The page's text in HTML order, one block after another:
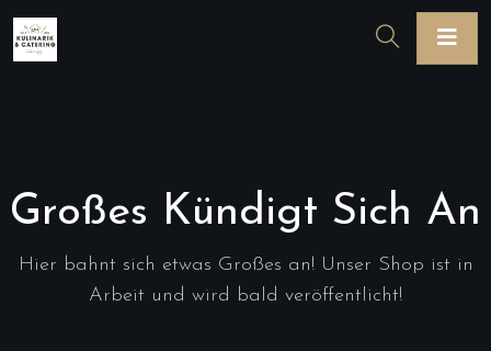
Großes Kündigt Sich An
Hier bahnt sich etwas Großes an! Unser Shop ist in
Arbeit und wird bald veröffentlicht!